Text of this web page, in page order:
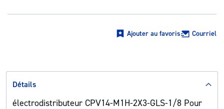
Ajouter au favoris Courriel
Détails
électrodistributeur CPV14-M1H-2X3-GLS-1/8 Pour